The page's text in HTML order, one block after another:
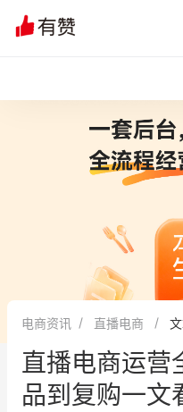
面对面聊增长
新零售大会
电商资讯 直播电商
直播电商运营
品到复购一文